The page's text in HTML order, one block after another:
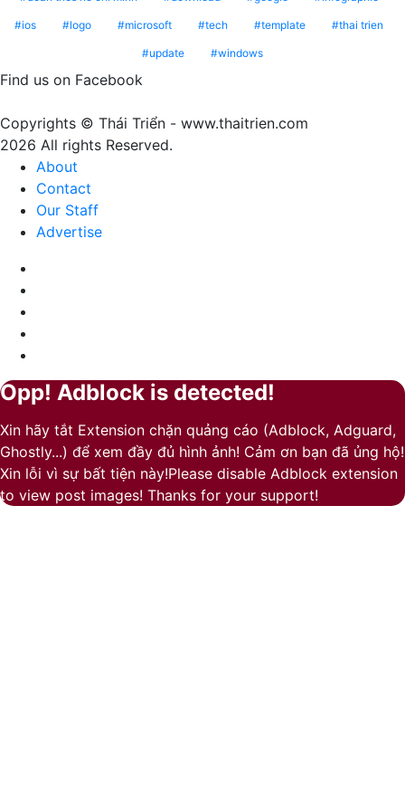
Fuzz
Màu
sự
nhã
nhặn
ios logo microsoft tech template thai trien
update windows
Find us on Facebook
Copyrights © Thái Triển - www.thaitrien.com
2026 All rights Reserved.
About
Contact
Our Staff
Advertise
Back
top
button
Close
Opp! Adblock is detected!
Xin hãy tắt Extension chặn quảng cáo (Adblock, Adguard,
Ghostly...) để xem đầy đủ hình ảnh! Cảm ơn bạn đã ủng hộ!
Xin lỗi vì sự bất tiện này!Please disable Adblock extension
to view post images! Thanks for your support!